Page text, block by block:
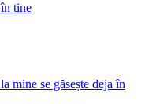
tine
mine se găsește deja în